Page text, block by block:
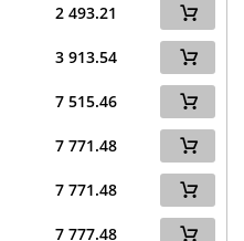
2 493.21
3 913.54
7 515.46
7 771.48
7 771.48
7 777.48